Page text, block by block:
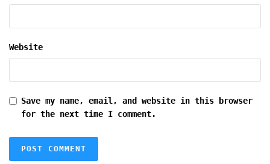
Website
Save my name, email, and website in this browser
for the next time I comment.